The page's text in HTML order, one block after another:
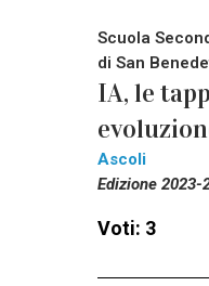
Scuola
di San
IA, le
Ascoli
Edizione 2023-
Voti: 3